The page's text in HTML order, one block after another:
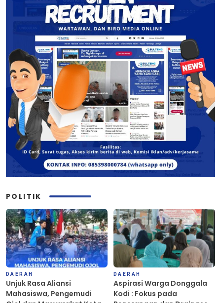
POLITIK
DAERAH
Unjuk Rasa Aliansi
Mahasiswa, Pengemudi
DAERAH
Aspirasi Warga Donggala
Kodi : Fokus pada